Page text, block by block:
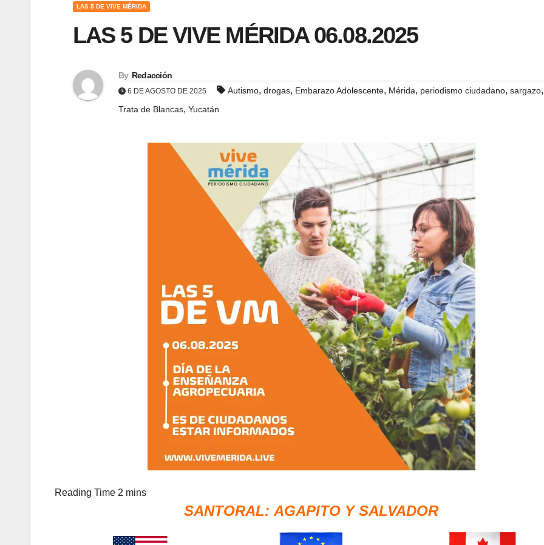
LAS 5 DE VIVE MÉRIDA
LAS 5 DE VIVE MÉRIDA 06.08.2025
By Redacción
6 DE AGOSTO DE 2025 Autismo, drogas, Embarazo Adolescente, Mérida, periodismo ciudadano, sargazo,
Trata de Blancas, Yucatán
SANTORAL:AGAPITO Y SALVADOR